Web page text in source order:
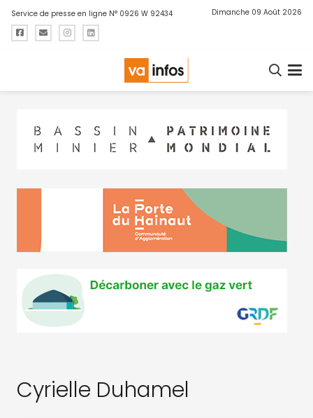
Service de presse en ligne N° 0926 W 92434 Dimanche 09 Août 2026
Cyrielle Duhamel